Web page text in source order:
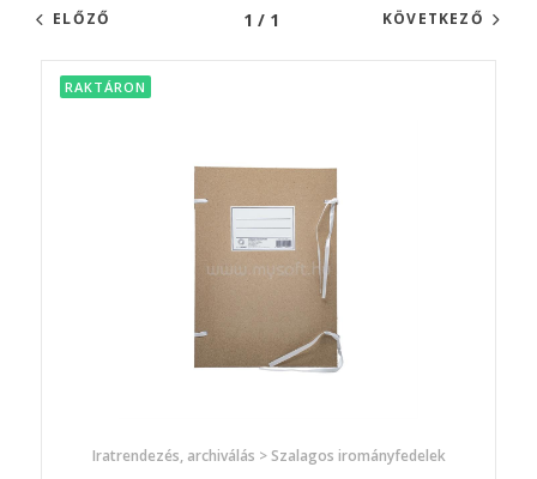
ELŐZŐ 1 / 1 KÖVETKEZŐ
RAKTÁRON
Iratrendezés, archiválás > Szalagos irományfedelek